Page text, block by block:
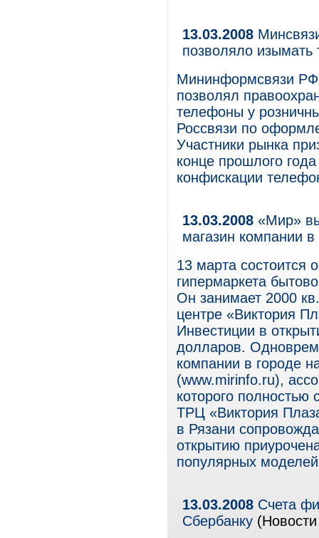
13.03.2008
позволяло изымать
Мининформсвязи РФ
позволял
телефоны у
Россвязи по
Участники рынка
конце прошлого
конфискации
13.03.2008 «Мир»
магазин компании в
13 марта состоится
гипермаркета
Он занимает 2000
центре «Виктория
Инвестиции в
долларов.
компании в городе
(www.mirinfo.ru),
которого полностью
ТРЦ «Виктория
в Рязани
открытию
популярных
13.03.2008 Счета
Сбербанку (Новости